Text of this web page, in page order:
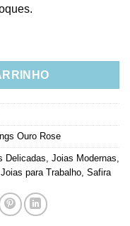
Zirconia Safira Prata
Ouro Rose
Delicadas, Joias Modernas,
Joias para Trabalho, Safira